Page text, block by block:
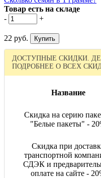
Товар есть на складе
-
+
22 руб.
ДОСТУПНЫЕ СКИДКИ.
ПОДРОБНЕЕ О ВСЕХ
Название
Скидка на серию
"Белые пакеты" -
Скидка при
транспортной
СДЭК и
оплате на сайте -